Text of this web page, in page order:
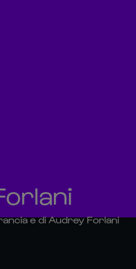
e di Audrey Forlani